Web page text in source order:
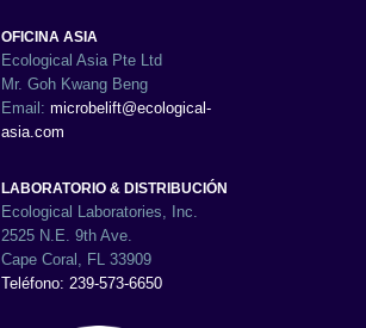
OFICINA ASIA
Ecological Asia Pte Ltd
Mr. Goh Kwang Beng
Email: microbelift@ecological-
asia.com
LABORATORIO & DISTRIBUCIÓN
Ecological Laboratories, Inc.
2525 N.E. 9th Ave.
Cape Coral, FL 33909
Teléfono: 239-573-6650